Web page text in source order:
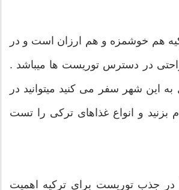
هم خوشمزه و هم ارزان است و در
در دسترس توریست ها میباشد .
به این شهر سفر می کنید میتوانید در
بزنید و انواع غذاهای ترکی را تست
جذب توریست برای ترکیه اهمیت